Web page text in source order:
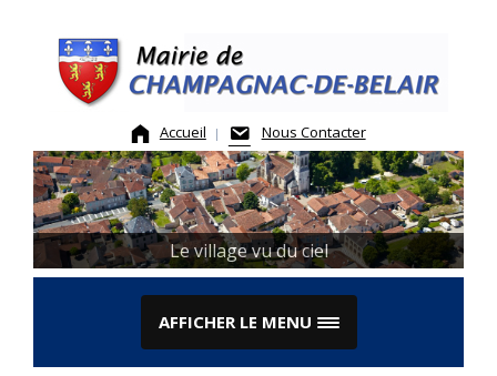
content
Accueil Nous Contacter
Le village vu du ciel
AFFICHER LE MENU